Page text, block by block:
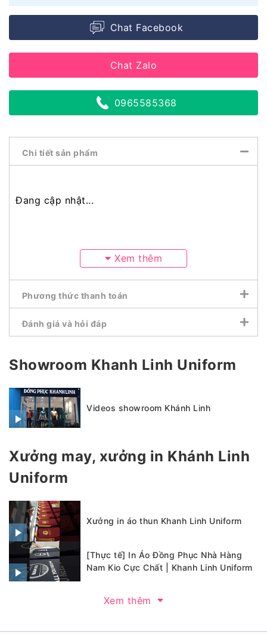
Chat Facebook
Chat Zalo
0965585368
Chi tiết sản phẩm
Đang cập nhật...
Xem thêm
Phương thức thanh toán
Đánh giá và hỏi đáp
Showroom Khanh Linh Uniform
Videos showroom Khánh Linh
Xưởng may, xưởng in Khánh Linh
Uniform
Xưởng in áo thun Khanh Linh Uniform
[Thực tế] In Áo Đồng Phục Nhà Hàng
Nam Kio Cực Chất | Khanh Linh Uniform
Xem thêm